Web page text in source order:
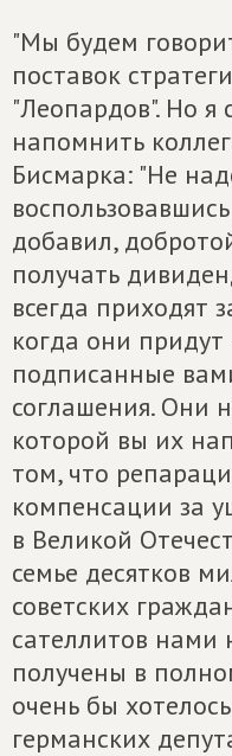
"Мы будем
поставок
"Леопардов". Но я
напомнить
Бисмарка: "Не
добавил,
получать
всегда приходят
когда они
подписанные
соглашения. Они
которой вы их
том, что
компенсации за
в Великой
семье десятков
советских
сателлитов нами
получены в
очень бы
германских